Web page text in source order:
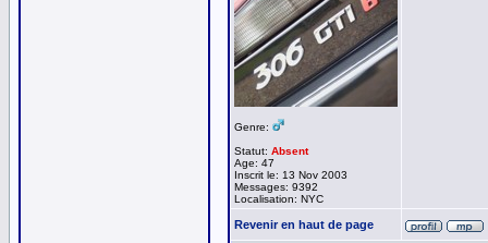
Genre:
Statut: Absent
Age: 47
Inscrit le: 13 Nov 2003
Messages: 9392
Localisation: NYC
Revenir en haut de page